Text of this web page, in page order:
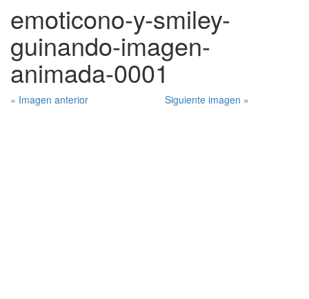
emoticono-y-smiley-
guinando-imagen-
animada-0001
« Imagen anterior Siguiente imagen »